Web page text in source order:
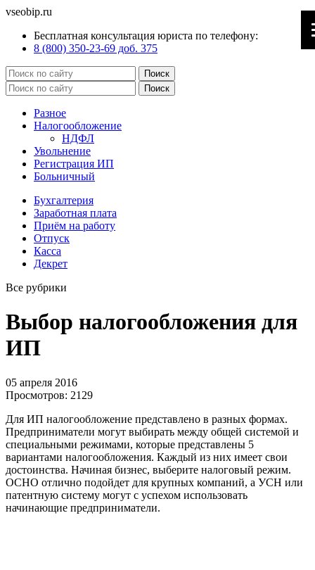
vseobip.ru
Бесплатная консультация юриста по телефону:
8 (800) 350-23-69 доб. 375
Разное
Налогообложение
НДФЛ
Увольнение
Регистрация ИП
Больничный
Бухгалтерия
Заработная плата
Приём на работу
Отпуск
Касса
Декрет
Все рубрики
Выбор налогообложения для
ИП
05 апреля 2016
Просмотров: 2129
Для ИП налогообложение представлено в разных формах.
Предприниматели могут выбирать между общей системой и
специальными режимами, которые представлены 5
вариантами налогообложения. Каждый из них имеет свои
достоинства. Начиная бизнес, выберите налоговый режим.
ОСНО отлично подойдет для крупных компаний, а УСН или
патентную систему могут с успехом использовать
начинающие предприниматели.